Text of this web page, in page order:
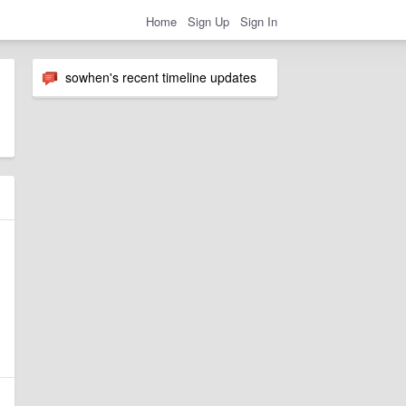
Home Sign Up Sign In
sowhen's recent timeline updates